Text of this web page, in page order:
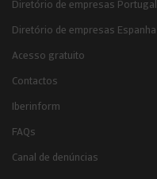
Diretório de empresas Portugal
Diretório de empresas Espanha
Acesso gratuito
Contactos
Iberinform
FAQs
Canal de denúncias